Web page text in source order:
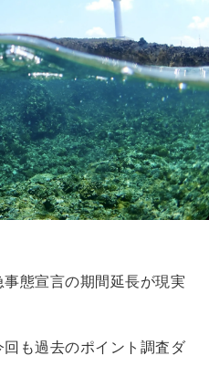
態宣言の期間延長が現実
も過去のポイント調査ダ